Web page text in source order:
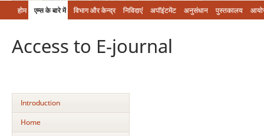
होम एम्‍स के बारे में विभाग और केन्‍द्र निविदाएं अपॉइंटमेंट अनुसंधान पुस्तकालय
Access to E-journal
Introduction
Home